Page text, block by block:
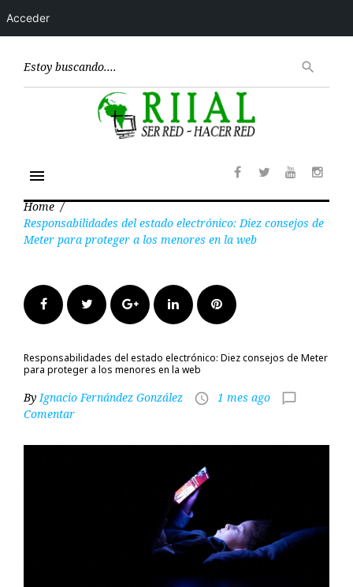
search
menu
Home /
Responsabilidades del estado electrónico: Diez consejos de
Meter para proteger a los menores en la web
FacebookTwitter Google+LinkedInPinterest
Responsabilidades del estado electrónico: Diez consejos de Meter
para proteger a los menores en la web
ByIgnacio Fernández González access_time 1 mes ago chat_bubble_outline
Comentar
Acceder